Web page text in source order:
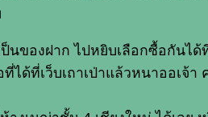
นของฝาก ไปหยิบเลือกซื้อกันไ
ที่เว็บเถาเป่าแล้วหนาออเจ้า